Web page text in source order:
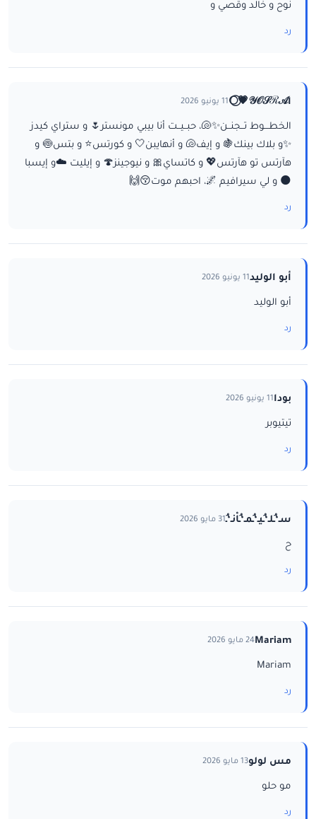
نوح و خالد وقصي و
رد
ا𝒴𝒪𝒮ℛ𝒜💗⃝🌕 11 يونيو 2026
الخطـــوط تــجنــن✨🐚، حبــيــت أنا بيبي مونستر🌷 و ستراي كيدز
✨و بلاك بينك🍇 و إيف🐚 و أنهايبن🤍 و كورتس⭐ و بتس🍥 و
هآرتس تو هآرتس💖 و كاتساي🎀 و نيوجينز🍄 و إيليت ☁️و إيسبا
🌑 و لي سيرافيم 🌌، احبهم موت😚🙌
رد
أبو الوليد11 يونيو 2026
أبو الوليد
رد
بودا11 يونيو 2026
تيتيوبر
رد
سـ‘ـُلـ‘ـُيـ‘ـُمـ‘ـُاْنـ‘ـُ31 مايو 2026
ح
رد
Mariam24 مايو 2026
Mariam
رد
مس لولو13 مايو 2026
مو حلو
رد